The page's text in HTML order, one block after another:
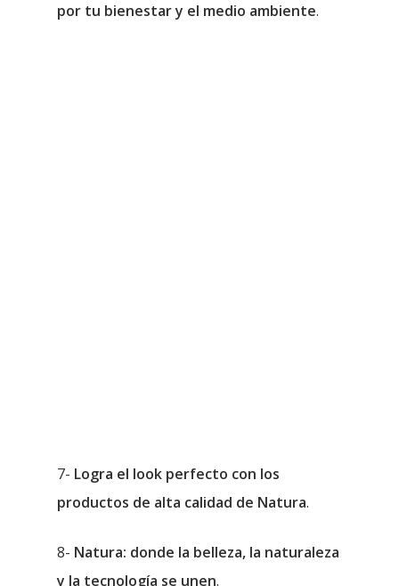
por tu bienestar y el medio ambiente.
7- Logra el look perfecto con los
productos de alta calidad de Natura.
8- Natura: donde la belleza, la naturaleza
y la tecnología se unen.